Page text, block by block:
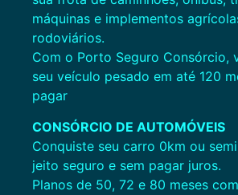
máquinas e implementos
rodoviários.
Com o Porto Seguro Consórcio,
seu veículo pesado em até 120
pagar
CONSÓRCIO DE AUTOMÓVEIS
Conquiste seu carro 0km ou
jeito seguro e sem pagar juros.
Planos de 50, 72 e 80 meses